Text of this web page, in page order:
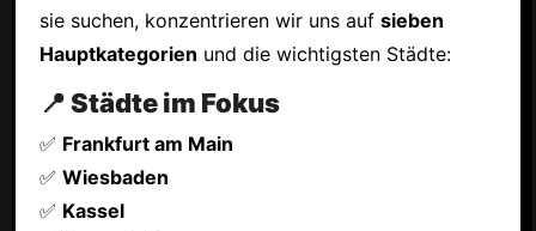
sie suchen, konzentrieren wir uns auf sieben
Hauptkategorien und die wichtigsten Städte:
📍 Städte im Fokus
✅ Frankfurt am Main
✅ Wiesbaden
✅ Kassel